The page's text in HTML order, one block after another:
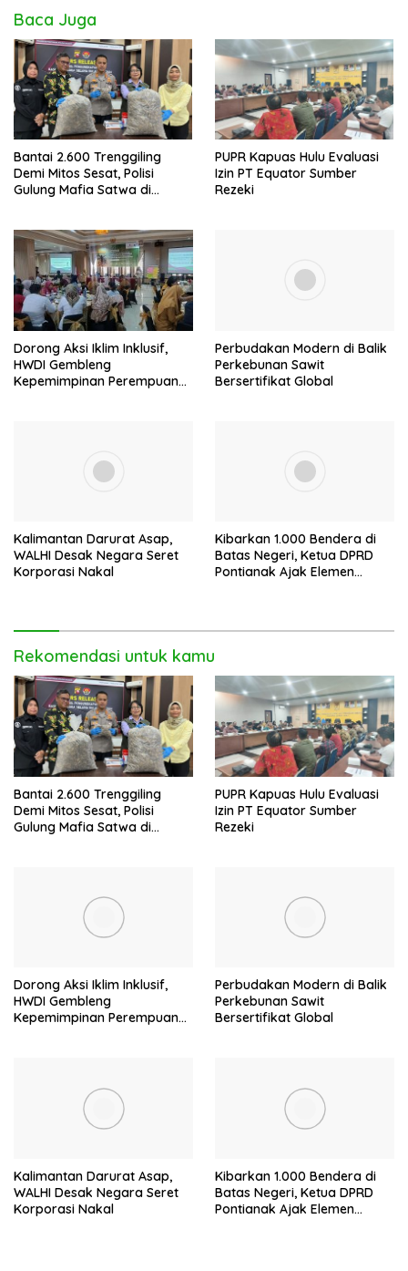
Baca Juga
Bantai 2.600 Trenggiling
Demi Mitos Sesat, Polisi
Gulung Mafia Satwa di
PUPR Kapuas Hulu Evaluasi
Izin PT Equator Sumber
Rezeki
Dorong Aksi Iklim Inklusif,
HWDI Gembleng
Kepemimpinan Perempuan
Perbudakan Modern di Balik
Perkebunan Sawit
Bersertifikat Global
Kalimantan Darurat Asap,
WALHI Desak Negara Seret
Korporasi Nakal
Kibarkan 1.000 Bendera di
Batas Negeri, Ketua DPRD
Pontianak Ajak Elemen
Rekomendasi untuk kamu
Bantai 2.600 Trenggiling
Demi Mitos Sesat, Polisi
Gulung Mafia Satwa di
PUPR Kapuas Hulu Evaluasi
Izin PT Equator Sumber
Rezeki
Dorong Aksi Iklim Inklusif,
HWDI Gembleng
Kepemimpinan Perempuan
Perbudakan Modern di Balik
Perkebunan Sawit
Bersertifikat Global
Kalimantan Darurat Asap,
WALHI Desak Negara Seret
Korporasi Nakal
Kibarkan 1.000 Bendera di
Batas Negeri, Ketua DPRD
Pontianak Ajak Elemen